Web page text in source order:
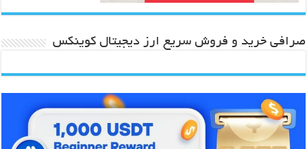
صرافی خرید و فروش سریع ارز دیجیتال کوینکس